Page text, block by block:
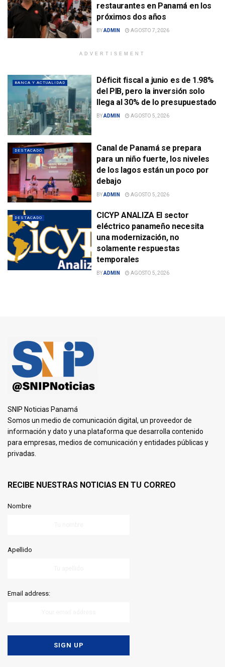
restaurantes en Panamá en los
próximos dos años
BYADMIN AGOSTO 7, 2026
ADVERTISEMENT
BANCA Y ACTUALIDAD
Déficit fiscal a junio es de 1.98%
del PIB, pero la inversión solo
llega al 30% de lo presupuestado
BYADMIN AGOSTO 5, 2026
DESTACADO
Canal de Panamá se prepara
para un niño fuerte, los niveles
de los lagos están un poco por
debajo
BYADMIN AGOSTO 5, 2026
DESTACADO
CICYP ANALIZA El sector
eléctrico panameño necesita
una modernización, no
solamente respuestas
temporales
BYADMIN AGOSTO 5, 2026
SNIP Noticias Panamá
Somos un medio de comunicación digital, un proveedor de
información y dato y una plataforma que desarrolla contenido
para empresas, medios de comunicación y entidades públicas y
privadas.
RECIBE NUESTRAS NOTICIAS EN TU CORREO
Nombre
Apellido
Email address: